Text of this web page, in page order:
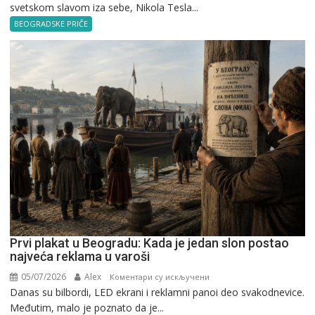
Beogradu
svetskom slavom iza sebe, Nikola Tesla...
BEOGRADSKE PRIČE
Prvi plakat u Beogradu: Kada je jedan slon postao
najveća reklama u varoši
05/07/2026 Alex Коментари су искључени
Prvi
Danas su bilbordi, LED ekrani i reklamni panoi deo svakodnevice.
Međutim, malo je poznato da je...